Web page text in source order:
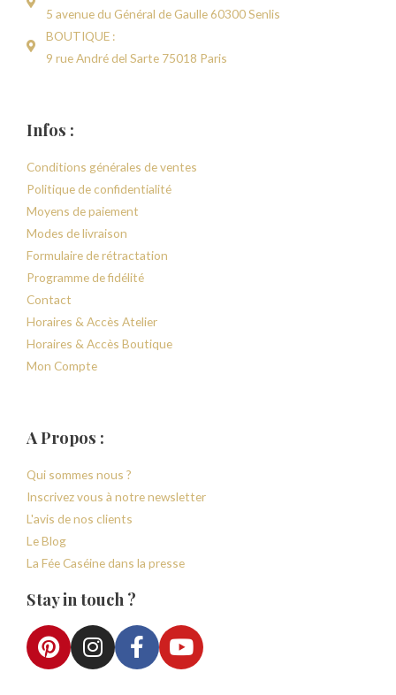
5 avenue du Général de Gaulle 60300 Senlis
BOUTIQUE :
9 rue André del Sarte 75018 Paris
Infos :
Conditions générales de ventes
Politique de confidentialité
Moyens de paiement
Modes de livraison
Formulaire de rétractation
Programme de fidélité
Contact
Horaires & Accès Atelier
Horaires & Accès Boutique
Mon Compte
A Propos :
Qui sommes nous ?
Inscrivez vous à notre newsletter
L'avis de nos clients
Le Blog
La Fée Caséine dans la presse
Stay in touch ?